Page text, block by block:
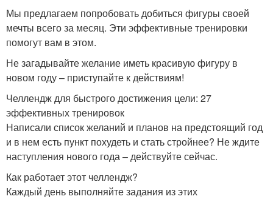
Мы предлагаем попробовать добиться фигуры своей
мечты всего за месяц. Эти эффективные тренировки
помогут вам в этом.
Не загадывайте желание иметь красивую фигуру в
новом году – приступайте к действиям!
Челлендж для быстрого достижения цели: 27
эффективных тренировок
Написали список желаний и планов на предстоящий год
и в нем есть пункт похудеть и стать стройнее? Не ждите
наступления нового года – действуйте сейчас.
Как работает этот челлендж?
Каждый день выполняйте задания из этих